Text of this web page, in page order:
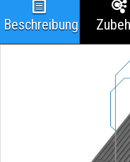
Beschreibung